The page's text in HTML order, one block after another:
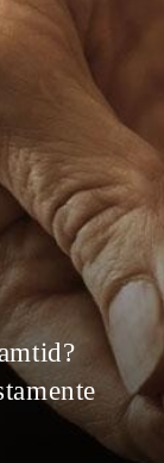
inspirera
och
krämiga
en
Behöver du
samlat ihop